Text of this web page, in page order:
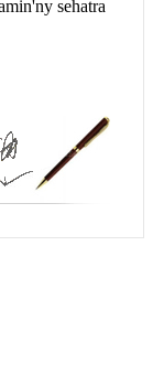
sehatra